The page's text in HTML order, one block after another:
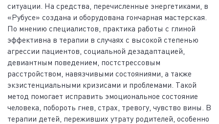
ситуации. На средства, перечисленные энергетиками, в
«Рубусе» создана и оборудована гончарная мастерская.
По мнению специалистов, практика работы с глиной
эффективна в терапии в случаях с высокой степенью
агрессии пациентов, социальной дезадаптацией,
девиантным поведением, постстрессовым
расстройством, навязчивыми состояниями, а также
экзистенциальными кризисами и проблемами. Такой
метод помогает исправить эмоциональное состояние
человека, побороть гнев, страх, тревогу, чувство вины. В
терапии детей, переживших утрату родителей, особенно